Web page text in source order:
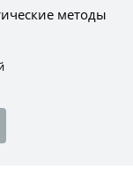
методы